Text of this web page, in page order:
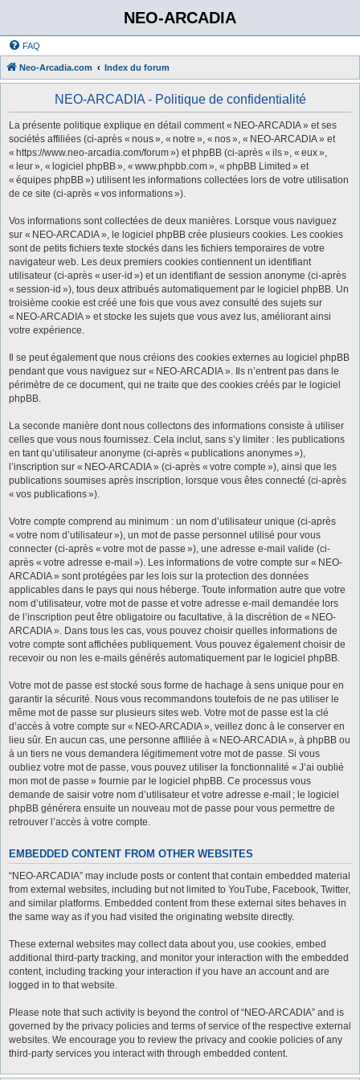
NEO-ARCADIA
FAQ
Neo-Arcadia.com Index du forum
NEO-ARCADIA - Politique de confidentialité
La présente politique explique en détail comment « NEO-ARCADIA » et ses
sociétés affiliées (ci-après « nous », « notre », « nos », « NEO-ARCADIA » et
« https://www.neo-arcadia.com/forum ») et phpBB (ci-après « ils », « eux »,
« leur », « logiciel phpBB », « www.phpbb.com », « phpBB Limited » et
« équipes phpBB ») utilisent les informations collectées lors de votre utilisation
de ce site (ci-après « vos informations »).
Vos informations sont collectées de deux manières. Lorsque vous naviguez
sur « NEO-ARCADIA », le logiciel phpBB crée plusieurs cookies. Les cookies
sont de petits fichiers texte stockés dans les fichiers temporaires de votre
navigateur web. Les deux premiers cookies contiennent un identifiant
utilisateur (ci-après « user-id ») et un identifiant de session anonyme (ci-après
« session-id »), tous deux attribués automatiquement par le logiciel phpBB. Un
troisième cookie est créé une fois que vous avez consulté des sujets sur
« NEO-ARCADIA » et stocke les sujets que vous avez lus, améliorant ainsi
votre expérience.
Il se peut également que nous créions des cookies externes au logiciel phpBB
pendant que vous naviguez sur « NEO-ARCADIA ». Ils n’entrent pas dans le
périmètre de ce document, qui ne traite que des cookies créés par le logiciel
phpBB.
La seconde manière dont nous collectons des informations consiste à utiliser
celles que vous nous fournissez. Cela inclut, sans s’y limiter : les publications
en tant qu’utilisateur anonyme (ci-après « publications anonymes »),
l’inscription sur « NEO-ARCADIA » (ci-après « votre compte »), ainsi que les
publications soumises après inscription, lorsque vous êtes connecté (ci-après
« vos publications »).
Votre compte comprend au minimum : un nom d’utilisateur unique (ci-après
« votre nom d’utilisateur »), un mot de passe personnel utilisé pour vous
connecter (ci-après « votre mot de passe »), une adresse e-mail valide (ci-
après « votre adresse e-mail »). Les informations de votre compte sur « NEO-
ARCADIA » sont protégées par les lois sur la protection des données
applicables dans le pays qui nous héberge. Toute information autre que votre
nom d’utilisateur, votre mot de passe et votre adresse e-mail demandée lors
de l’inscription peut être obligatoire ou facultative, à la discrétion de « NEO-
ARCADIA ». Dans tous les cas, vous pouvez choisir quelles informations de
votre compte sont affichées publiquement. Vous pouvez également choisir de
recevoir ou non les e-mails générés automatiquement par le logiciel phpBB.
Votre mot de passe est stocké sous forme de hachage à sens unique pour en
garantir la sécurité. Nous vous recommandons toutefois de ne pas utiliser le
même mot de passe sur plusieurs sites web. Votre mot de passe est la clé
d’accès à votre compte sur « NEO-ARCADIA », veillez donc à le conserver en
lieu sûr. En aucun cas, une personne affiliée à « NEO-ARCADIA », à phpBB ou
à un tiers ne vous demandera légitimement votre mot de passe. Si vous
oubliez votre mot de passe, vous pouvez utiliser la fonctionnalité « J’ai oublié
mon mot de passe » fournie par le logiciel phpBB. Ce processus vous
demande de saisir votre nom d’utilisateur et votre adresse e-mail ; le logiciel
phpBB générera ensuite un nouveau mot de passe pour vous permettre de
retrouver l’accès à votre compte.
EMBEDDED CONTENT FROM OTHER WEBSITES
“NEO-ARCADIA” may include posts or content that contain embedded material
from external websites, including but not limited to YouTube, Facebook, Twitter,
and similar platforms. Embedded content from these external sites behaves in
the same way as if you had visited the originating website directly.
These external websites may collect data about you, use cookies, embed
additional third-party tracking, and monitor your interaction with the embedded
content, including tracking your interaction if you have an account and are
logged in to that website.
Please note that such activity is beyond the control of “NEO-ARCADIA” and is
governed by the privacy policies and terms of service of the respective external
websites. We encourage you to review the privacy and cookie policies of any
third-party services you interact with through embedded content.